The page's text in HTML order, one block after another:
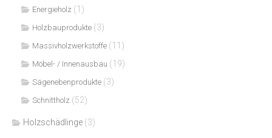
Energieholz (1)
Holzbauprodukte (3)
Massivholzwerkstoffe (11)
Möbel- / Innenausbau (19)
Sägenebenprodukte (3)
Schnittholz (52)
Holzschädlinge (3)